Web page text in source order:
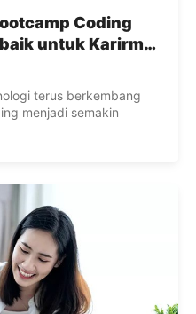
Coding
untuk Karirmu
terus berkembang
menjadi semakin